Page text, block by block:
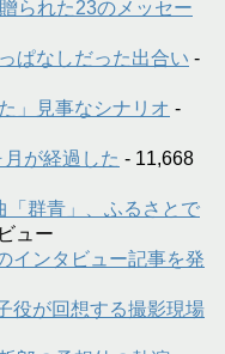
られた23のメッセー
ぱなしだった出合い -
」見事なシナリオ -
月が経過した - 11,668
群青」、ふるさとで
ュー
インタビュー記事を発
役が回想する撮影現場